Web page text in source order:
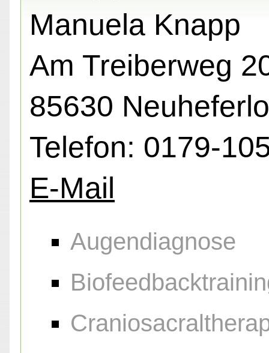
Manuela Knapp
Am Treiberweg
85630
Telefon: 0179-
E-Mail
Augendiagnose